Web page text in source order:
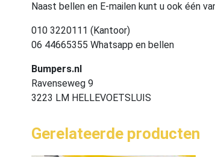
Naast bellen en E-mailen kunt u ook één
010 3220111 (Kantoor)
06 44665355 Whatsapp en bellen
Bumpers.nl
Ravenseweg 9
3223 LM HELLEVOETSLUIS
Gerelateerde producten